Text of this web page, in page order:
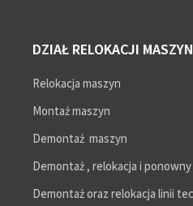
DZIAŁ RELOKACJI MASZYN
Relokacja maszyn
Montaż maszyn
Demontaż maszyn
Demontaż , relokacja i
Demontaż oraz relokacja linii